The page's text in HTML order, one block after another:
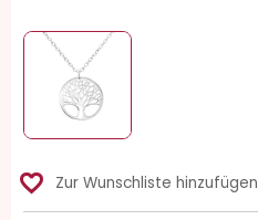
favorite_border Zur Wunschliste hinzufügen